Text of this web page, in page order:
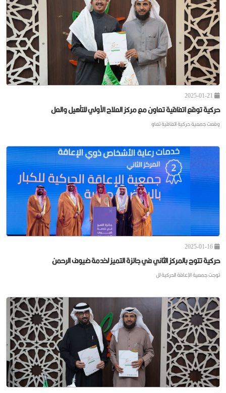
2025-01-21
حركية تقيم لقاء الموظفين والموظفات السنوي لعام 2025م
أقامت جمعية حركية لقاء ال
حركية توقع اتفاقية تعاون مع مركز العلاج الأولي للتأهيل والعل
وقعت جمعية حركية اتفاقية تعاو
حركية تتوج بالمركز الثاني في جائزة التميز لخدمة ضيوف الرحمن
توجت جمعية الإعاقة الحركية لل